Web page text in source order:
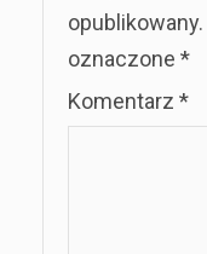
opublikowany.
oznaczone *
Komentarz *